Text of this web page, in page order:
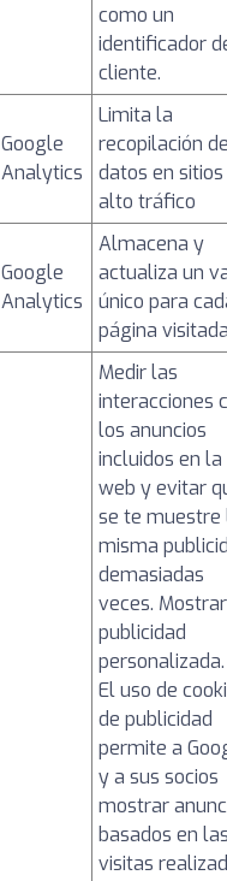
como un
identificador
cliente.
Google
Analytics
Limita la
recopilación
datos en
alto tráfico
Google
Analytics
Almacena y
actualiza un
único para
página
Medir las
interacciones
los anuncios
incluidos en la
web y evitar
se te muestre
misma
demasiadas
veces. Mostrar
publicidad
personalizada.
El uso de
de publicidad
permite a
y a sus socios
mostrar
basados en
visitas